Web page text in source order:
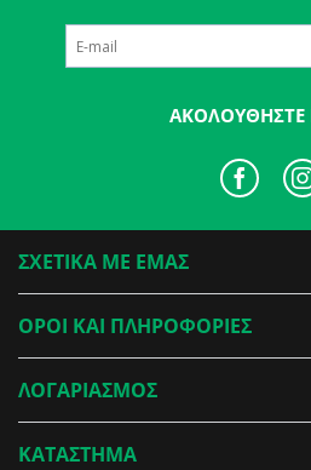
ΑΚΟΛΟΥΘΉΣΤΕ
ΣΧΕΤΙΚΑ ΜΕ ΕΜΑΣ
ΟΡΟΙ ΚΑΙ ΠΛΗΡΟΦΟΡΙΕΣ
ΛΟΓΑΡΙΑΣΜΟΣ
ΚΑΤΑΣΤΗΜΑ